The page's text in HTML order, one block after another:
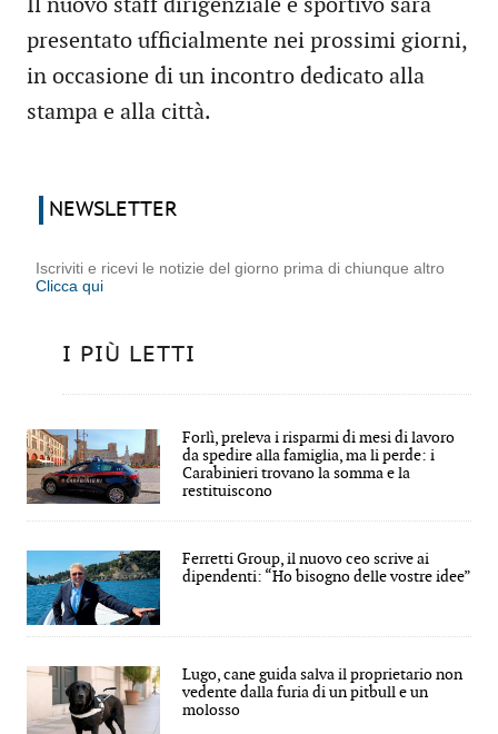
Il nuovo staff dirigenziale e sportivo sarà
presentato ufficialmente nei prossimi giorni,
in occasione di un incontro dedicato alla
stampa e alla città.
NEWSLETTER
Iscriviti e ricevi le notizie del giorno prima di chiunque altro
Clicca qui
I PIÙ LETTI
Forlì, preleva i risparmi di mesi di lavoro
da spedire alla famiglia, ma li perde: i
Carabinieri trovano la somma e la
restituiscono
Ferretti Group, il nuovo ceo scrive ai
dipendenti: “Ho bisogno delle vostre idee”
Lugo, cane guida salva il proprietario non
vedente dalla furia di un pitbull e un
molosso